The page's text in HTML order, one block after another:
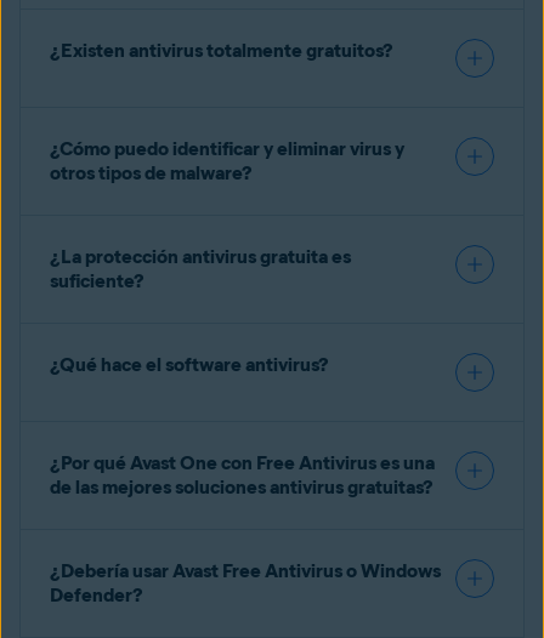
¿Existen antivirus totalmente gratuitos?
¿Cómo puedo identificar y eliminar virus y
otros tipos de malware?
¿La protección antivirus gratuita es
suficiente?
¿Qué hace el software antivirus?
¿Por qué Avast One con Free Antivirus es una
de las mejores soluciones antivirus gratuitas?
¿Debería usar Avast Free Antivirus o Windows
Defender?